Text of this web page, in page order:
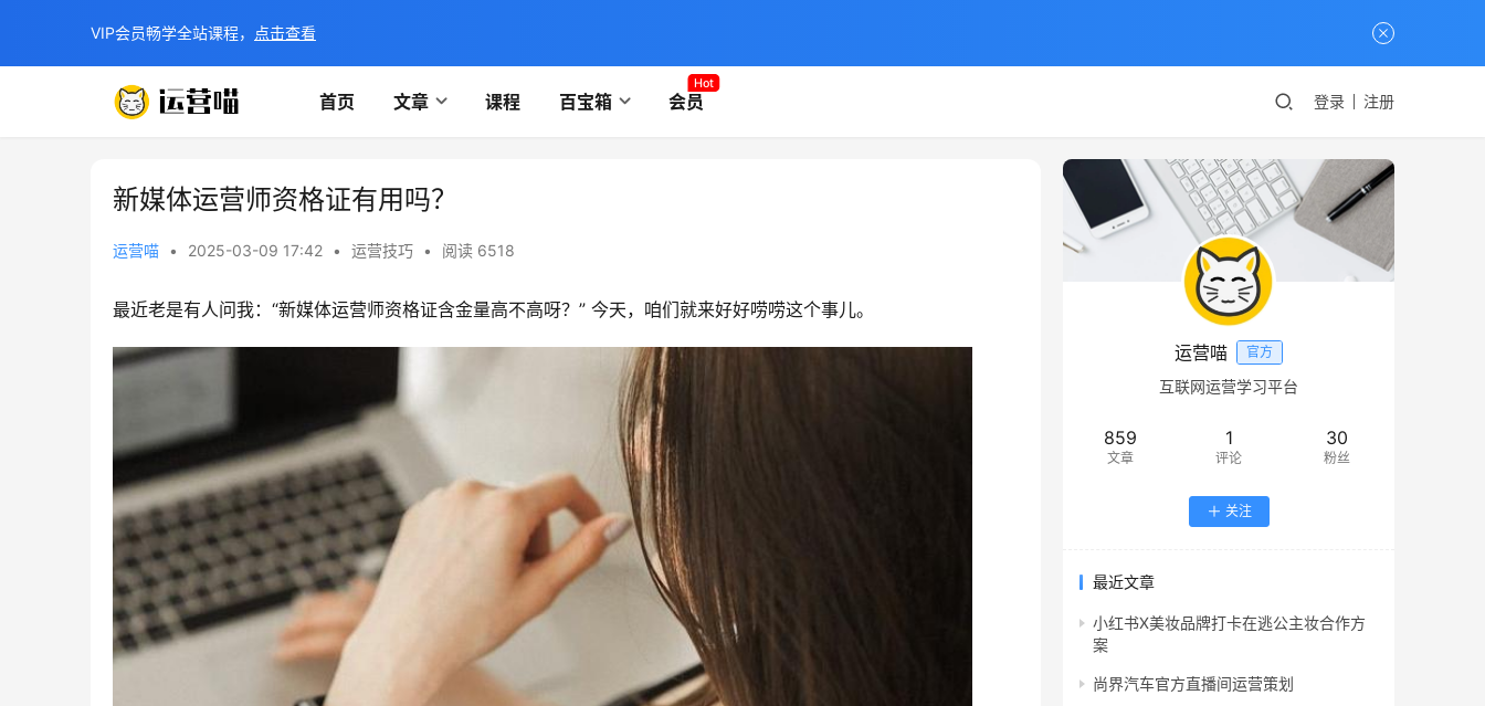
首页 文章 课程 百宝箱 会员
Hot
登录 注册
新媒体运营师资格证有用吗？
运营喵 • 2025-03-09 17:42 • 运营技巧 • 阅读 6518
最近老是有人问我：“新媒体运营师资格证含金量高不高呀？” 今天，咱们就来好好唠唠这个事儿。
运营喵 官方
互联网运营学习平台
859
文章
1
评论
30
粉丝
关注
最近文章
小红书X美妆品牌打卡在逃公主妆合作方
案
尚界汽车官方直播间运营策划
VIP会员畅学全站课程， 点击查看